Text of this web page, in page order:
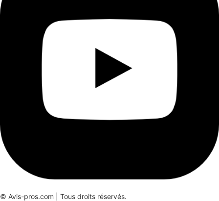
© Avis-pros.com | Tous droits réservés.